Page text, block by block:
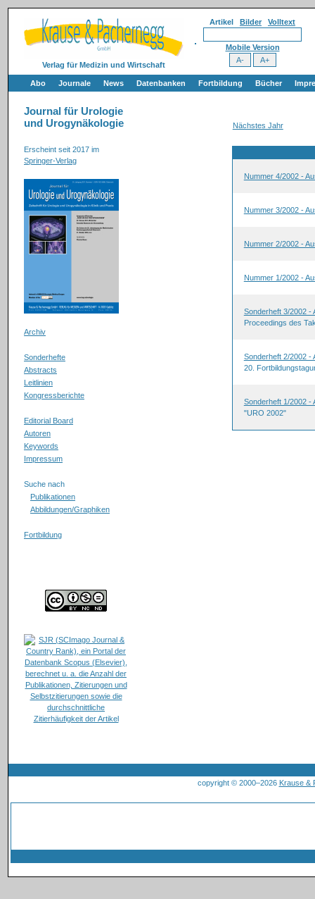
Verlag für Medizin und Wirtschaft
Artikel Bilder Volltext
Mobile Version
Abo Journale News Datenbanken Fortbildung Bücher
Journal für Urologie
und Urogynäkologie
Erscheint seit 2017 im
Springer-Verlag
Archiv
Sonderhefte
Abstracts
Leitlinien
Kongressberichte
Editorial Board
Autoren
Keywords
Impressum
Suche nach
Publikationen
Abbildungen/Graphiken
Fortbildung
Nächstes Jahr
Nummer 4/2002 -
Nummer 3/2002 -
Nummer 2/2002 -
Nummer 1/2002 -
Sonderheft 3/2002
Proceedings des
Sonderheft 2/2002
20.
Sonderheft 1/2002
"URO 2002"
copyright © 2000–2026 Krause &